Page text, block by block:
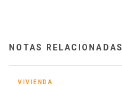
NOTAS RELACIONADAS
VIVIENDA